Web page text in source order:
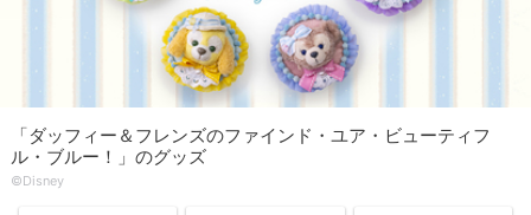
「ダッフィー＆フレンズのファインド・ユア・ビューティフ
ル・ブルー！」のグッズ
©Disney